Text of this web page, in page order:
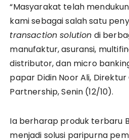
“Masyarakat telah
kami sebagai salah satu
transaction solution di
manufaktur, asuransi,
distributor, dan micro
papar Didin Noor Ali,
Partnership, Senin (12/10).
Ia berharap produk terbaru
menjadi solusi paripurna